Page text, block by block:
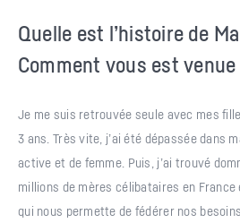
Quelle est l’histoire de
Comment vous est
Je me suis retrouvée seule avec mes
3 ans. Très vite, j’ai été dépassée dans
active et de femme. Puis, j’ai trouvé
millions de mères célibataires en France
qui nous permette de fédérer nos